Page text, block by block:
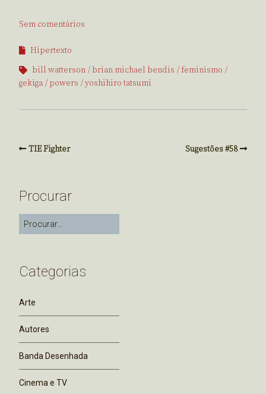
Sem comentários
Hipertexto
bill watterson
brian michael bendis
feminismo
gekiga
powers yoshihiro tatsumi
TIE Fighter Sugestões #58
Procurar
Categorias
Arte
Autores
Banda Desenhada
Cinema e TV